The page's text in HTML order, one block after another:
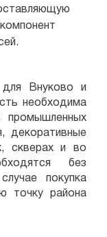
для Внуково и
необходима
промышленных
декоративные
скверах и во
без
покупка
точку района